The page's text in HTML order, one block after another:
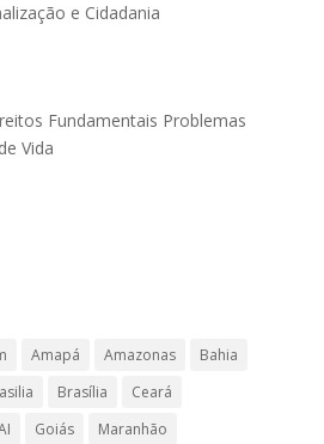
e Cidadania
Fundamentais Problemas
Vida
Amapá Amazonas
Bahia
Brasília
Ceará
Goiás
Maranhão